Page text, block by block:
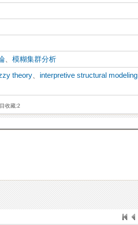
、模糊集群分析
theory interpretive structural modeling
收藏:2